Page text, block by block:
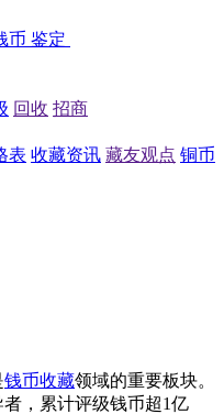
币 鉴定
回收 招商
表 收藏资讯 藏友观点 铜币
钱币收藏领域的重要板块。
，累计评级钱币超1亿